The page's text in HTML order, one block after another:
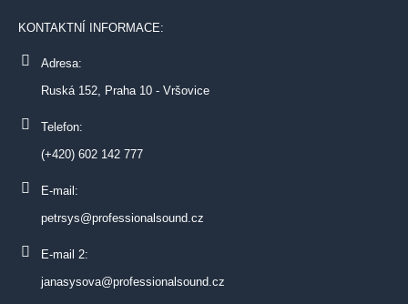
KONTAKTNÍ INFORMACE:
Adresa:
Ruská 152, Praha 10 - Vršovice
Telefon:
(+420) 602 142 777
E-mail:
petrsys@professionalsound.cz
E-mail 2:
janasysova@professionalsound.cz